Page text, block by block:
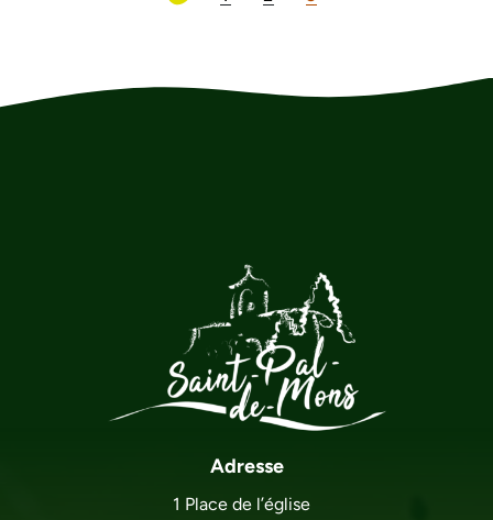
Page précédente
Adresse
1 Place de l’église